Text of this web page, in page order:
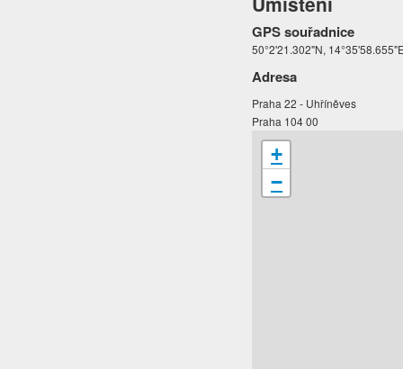
GPS souřadnice
50°2'21.302"N,
Adresa
Praha 22 - Uhříněves
Praha 104 00
+
−